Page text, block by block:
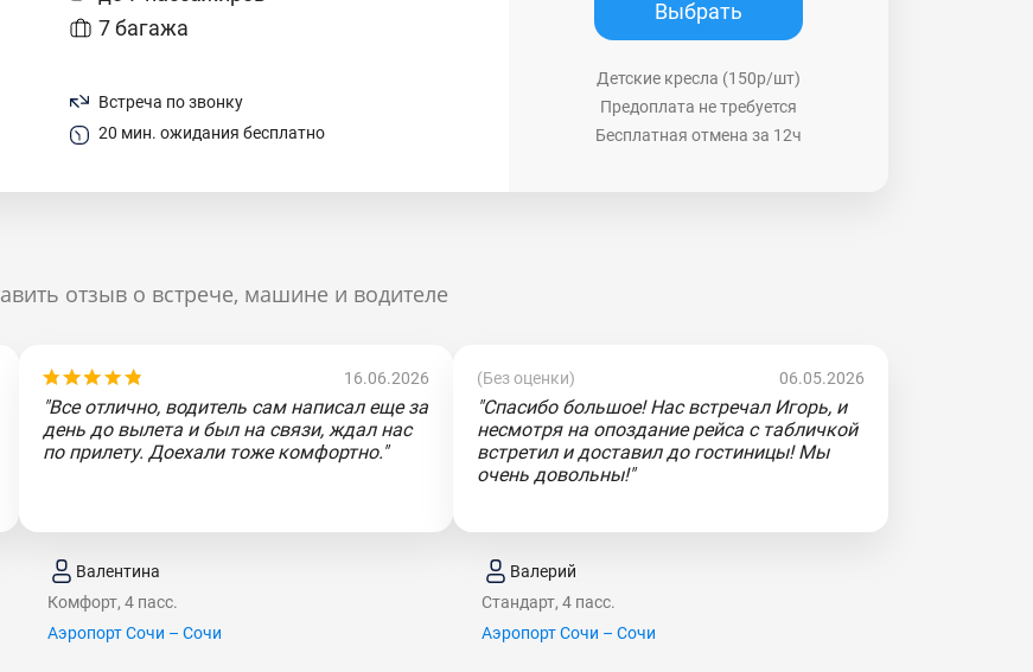
7 багажа
Встреча по звонку
20 мин. ожидания бесплатно
Выбрать
Детские кресла (150р/шт)
Предоплата не требуется
Бесплатная отмена за 12ч
отзыв о встрече, машине и водителе
16.06.2026
"Все отлично, водитель сам написал еще за
день до вылета и был на связи, ждал нас
по прилету. Доехали тоже комфортно."
Валентина
Комфорт, 4 пасс.
Аэропорт Сочи – Сочи
(Без оценки) 06.05.2026
"Спасибо большое! Нас встречал Игорь, и
несмотря на опоздание рейса с табличкой
встретил и доставил до гостиницы! Мы
очень довольны!"
Валерий
Стандарт, 4 пасс.
Аэропорт Сочи – Сочи